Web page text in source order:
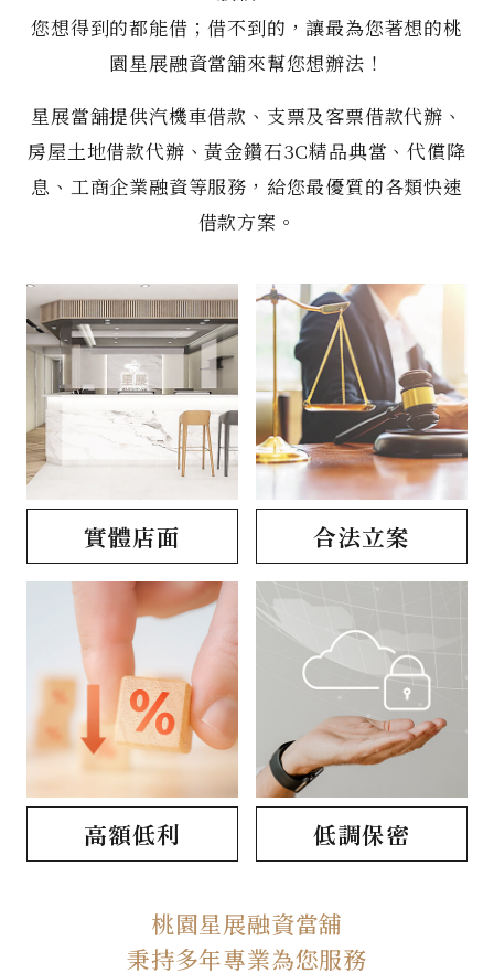
您想得到的都能借；借不到的，讓最為您著想的桃
園星展融資當舖來幫您想辦法！
星展當舖提供汽機車借款、支票及客票借款代辦、
房屋土地借款代辦、黃金鑽石3C精品典當、代償降
息、工商企業融資等服務，給您最優質的各類快速
借款方案。
實體店面 合法立案
高額低利 低調保密
桃園星展融資當舖
秉持多年專業為您服務